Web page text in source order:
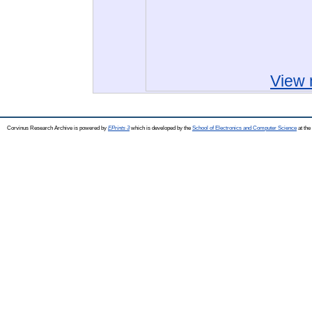
View
Corvinus Research Archive is powered by EPrints 3which is developed by the School of Electronics and Computer Science at